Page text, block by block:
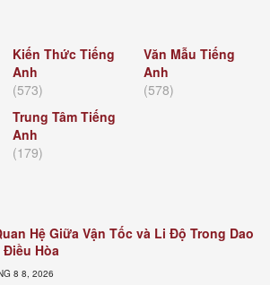
Kiến Thức Tiếng
Anh
(573)
Trung Tâm Tiếng
Anh
(179)
Văn Mẫu Tiếng
Anh
(578)
Hệ Giữa Vận Tốc và Li Độ Trong Dao
Hòa
8 8, 2026